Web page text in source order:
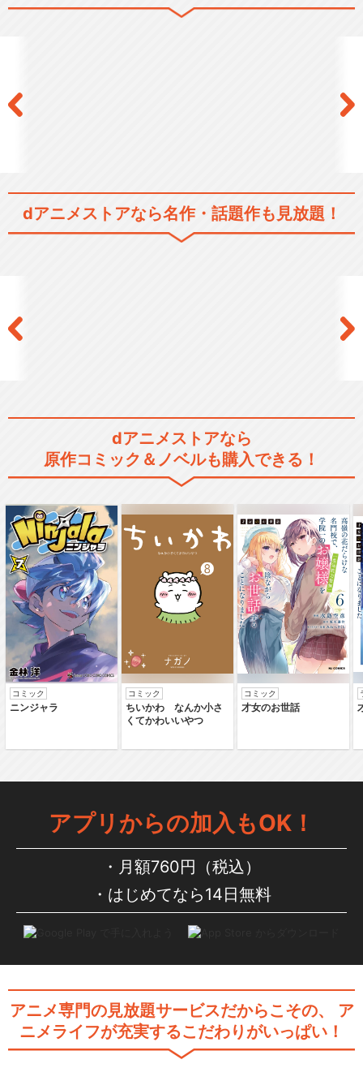
dアニメストアなら名作・話題作も見放題！
dアニメストアなら
原作コミック＆ノベルも購入できる！
コミック
ニンジャラ
コミック
ちいかわ なんか小さ
くてかわいいやつ
コミック
才女のお世話
アプリからの加入もOK！
月額760円（税込）
はじめてなら14日無料
アニメ専門の見放題サービスだからこその、
ア
ニメライフが充実するこだわりがいっぱい！